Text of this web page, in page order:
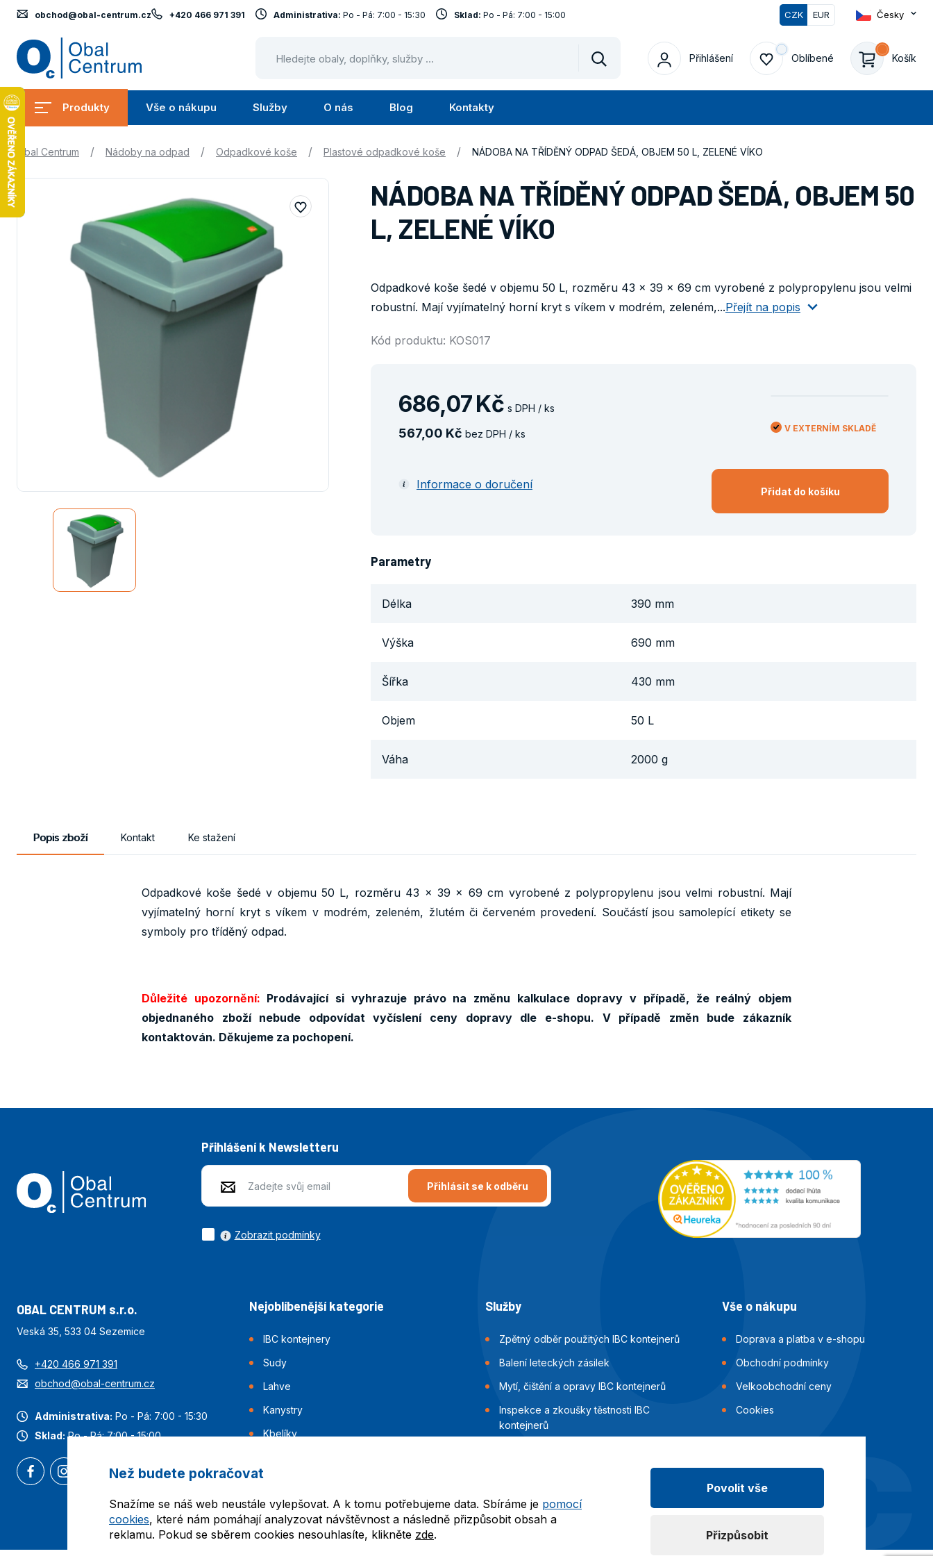
CZK EUR Česky
Vyhledat
Přihlášení Oblíbené Košík
Produkty
Submenu
Produkty
Vše o nákupu
Submenu
Vše
Služby
Submenu
Služby
O nás
Submenu
O
Blog Kontakty
obchod@obal-centrum.cz +420 466 971 391 Administrativa: Po - Pá: 7:00 - 15:30 Sklad: Po - Pá: 7:00 - 15:00
Obal Centrum / Nádoby na odpad / Odpadkové koše / Plastové odpadkové koše / NÁDOBA NA TŘÍDĚNÝ ODPAD ŠEDÁ, OBJEM 50 L, ZELENÉ VÍKO
NÁDOBA NA TŘÍDĚNÝ ODPAD ŠEDÁ, OBJEM 50
L, ZELENÉ VÍKO
Odpadkové koše šedé v objemu 50 L, rozměru 43 x 39 x 69 cm vyrobené z polypropylenu jsou velmi
robustní. Mají vyjímatelný horní kryt s víkem v modrém, zeleném,...Přejít na popis
Kód produktu: KOS017
686,07Kč s DPH / ks
567, 00 Kč bez DPH / ks V EXTERNÍM SKLADĚ
Informace o doručení Přidat do košíku
Parametry
Délka 390 mm
Výška 690 mm
Šířka 430 mm
Objem 50 L
Váha 2000 g
Popis zboží Kontakt Ke stažení
Odpadkové koše šedé v objemu 50 L, rozměru 43 x 39 x 69 cm vyrobené z polypropylenu jsou velmi robustní. Mají
vyjímatelný horní kryt s víkem v modrém, zeleném, žlutém či červeném provedení. Součástí jsou samolepící etikety se
symboly pro tříděný odpad.
Důležité upozornění: Prodávající si vyhrazuje právo na změnu kalkulace dopravy v případě, že reálný objem
objednaného zboží nebude odpovídat vyčíslení ceny dopravy dle e-shopu. V případě změn bude zákazník
kontaktován. Děkujeme za pochopení.
Přihlášení k Newsletteru
Přihlásit se k odběru
Zobrazit podmínky
OBAL CENTRUM s.r.o.
Veská 35, 533 04 Sezemice
+420 466 971 391
obchod@obal-centrum.cz
Administrativa: Po - Pá: 7:00 - 15:30
Sklad: Po - Pá: 7:00 - 15:00
Nejoblíbenější kategorie
IBC kontejnery
Sudy
Lahve
Kanystry
Kbelíky
Služby
Zpětný odběr použitých IBC kontejnerů
Balení leteckých zásilek
Mytí, čištění a opravy IBC kontejnerů
Inspekce a zkoušky těstnosti IBC
kontejnerů
Vše o nákupu
Doprava a platba v e-shopu
Obchodní podmínky
Velkoobchodní ceny
Cookies
Než budete pokračovat
Snažíme se náš web neustále vylepšovat. A k tomu potřebujeme data. Sbíráme je pomocí
cookies, které nám pomáhají analyzovat návštěvnost a následně přizpůsobit obsah a
reklamu. Pokud se sběrem cookies nesouhlasíte, klikněte zde. Přizpůsobit
Povolit vše